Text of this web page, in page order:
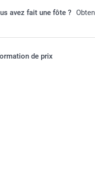
avez fait une fôte ?
de prix